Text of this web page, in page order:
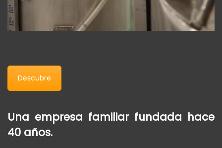
Descubre
Una empresa familiar fundada hace
40 años.